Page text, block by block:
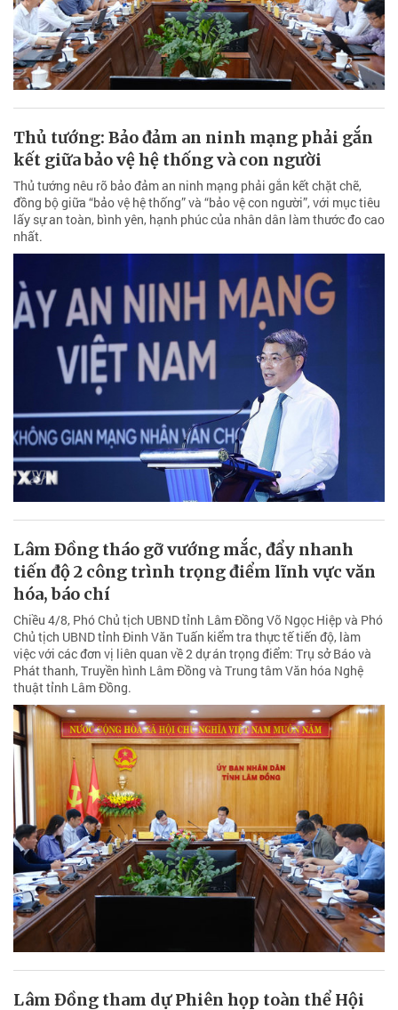
Thủ tướng: Bảo đảm an ninh mạng phải gắn
kết giữa bảo vệ hệ thống và con người
Thủ tướng nêu rõ bảo đảm an ninh mạng phải gắn kết chặt chẽ,
đồng bộ giữa “bảo vệ hệ thống” và “bảo vệ con người”, với mục tiêu
lấy sự an toàn, bình yên, hạnh phúc của nhân dân làm thước đo cao
nhất.
Lâm Đồng tháo gỡ vướng mắc, đẩy nhanh
tiến độ 2 công trình trọng điểm lĩnh vực văn
hóa, báo chí
Chiều 4/8, Phó Chủ tịch UBND tỉnh Lâm Đồng Võ Ngọc Hiệp và Phó
Chủ tịch UBND tỉnh Đinh Văn Tuấn kiểm tra thực tế tiến độ, làm
việc với các đơn vị liên quan về 2 dự án trọng điểm: Trụ sở Báo và
Phát thanh, Truyền hình Lâm Đồng và Trung tâm Văn hóa Nghệ
thuật tỉnh Lâm Đồng.
Lâm Đồng tham dự Phiên họp toàn thể Hội